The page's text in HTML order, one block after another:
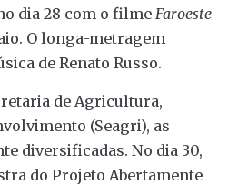
dia 28 com o filme Faroeste
O longa-metragem
de Renato Russo.
de Agricultura,
(Seagri), as
diversificadas. No dia 30,
do Projeto Abertamente